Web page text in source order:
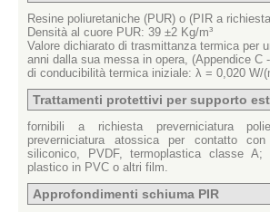
Resine poliuretaniche (PUR) o (PIR a
Densità al cuore PUR: 39 ±2 Kg/m³
Valore dichiarato di trasmittanza termica per
anni dalla sua messa in opera, (Appendice C
di conducibilità termica iniziale: λ = 0,020 W/
Trattamenti protettivi per supporto
fornibili a richiesta preverniciatura
preverniciatura atossica per contatto
siliconico, PVDF, termoplastica classe A;
plastico in PVC o altri film.
Approfondimenti schiuma PIR